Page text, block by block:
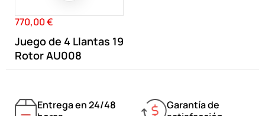
Precio
770,00 €
Juego de 4 Llantas 19
Rotor AU008
Entrega en 24/48
Garantía de